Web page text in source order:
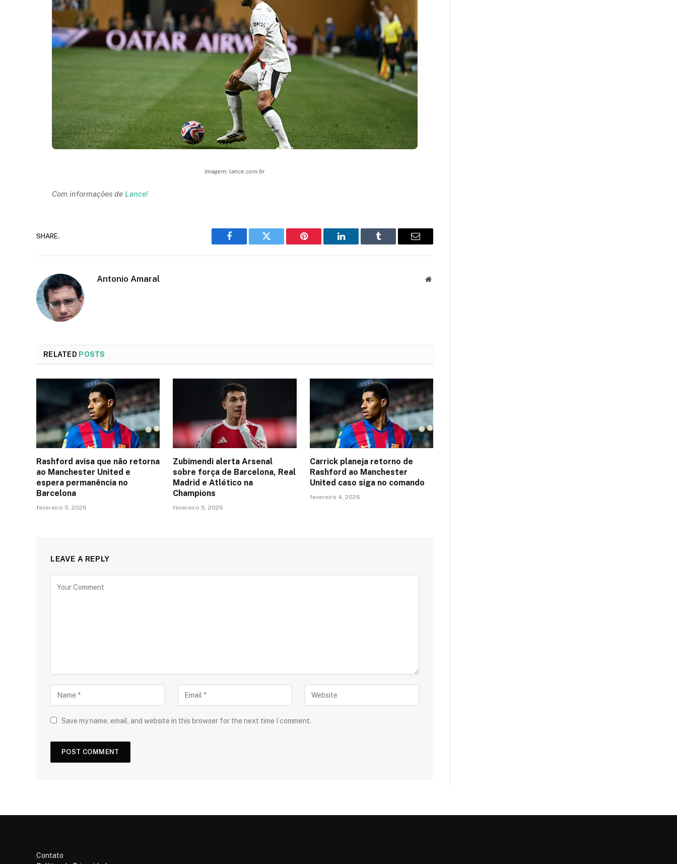
Imagem: lance.com.br
Com informações de Lance!
SHARE.
Facebook Twitter Pinterest LinkedIn Tumblr Email
Antonio Amaral Website
RELATED POSTS
Rashford avisa que não retorna
ao Manchester United e
espera permanência no
Barcelona
fevereiro 5, 2026
Zubimendi alerta Arsenal
sobre força de Barcelona, Real
Madrid e Atlético na
Champions
fevereiro 5, 2026
Carrick planeja retorno de
Rashford ao Manchester
United caso siga no comando
fevereiro 4, 2026
LEAVE A REPLY
Save my name, email, and website in this browser for the next time I comment.
Contato